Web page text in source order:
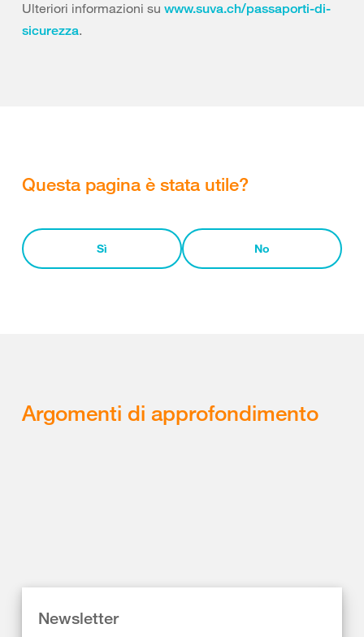
Ulteriori informazioni su www.suva.ch/passaporti-di-
sicurezza.
Questa pagina è stata utile?
Sì No
Argomenti di approfondimento
Newsletter